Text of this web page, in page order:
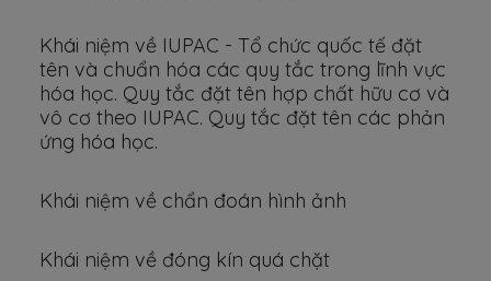
Khái niệm về IUPAC - Tổ chức quốc tế đặt
tên và chuẩn hóa các quy tắc trong lĩnh vực
hóa học. Quy tắc đặt tên hợp chất hữu cơ và
vô cơ theo IUPAC. Quy tắc đặt tên các phản
ứng hóa học.
Khái niệm về chẩn đoán hình ảnh
Khái niệm về đóng kín quá chặt